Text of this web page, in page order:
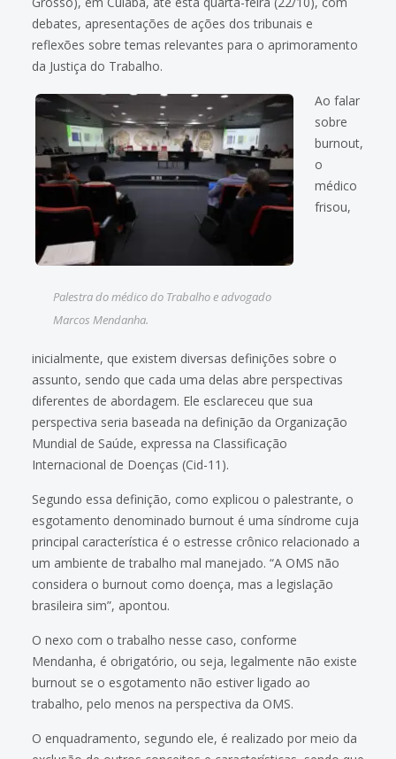
debates, apresentações de ações dos tribunais e
reflexões sobre temas relevantes para o aprimoramento
da Justiça do Trabalho.
Palestra do médico do Trabalho e advogado
Marcos Mendanha.
Ao falar
sobre
burnout,
o
médico
frisou,
inicialmente, que existem diversas definições sobre o
assunto, sendo que cada uma delas abre perspectivas
diferentes de abordagem. Ele esclareceu que sua
perspectiva seria baseada na definição da Organização
Mundial de Saúde, expressa na Classificação
Internacional de Doenças (Cid-11).
Segundo essa definição, como explicou o palestrante, o
esgotamento denominado burnout é uma síndrome cuja
principal característica é o estresse crônico relacionado a
um ambiente de trabalho mal manejado. “A OMS não
considera o burnout como doença, mas a legislação
brasileira sim”, apontou.
O nexo com o trabalho nesse caso, conforme
Mendanha, é obrigatório, ou seja, legalmente não existe
burnout se o esgotamento não estiver ligado ao
trabalho, pelo menos na perspectiva da OMS.
O enquadramento, segundo ele, é realizado por meio da